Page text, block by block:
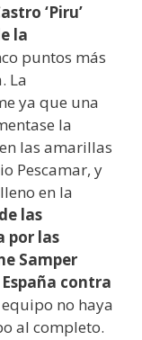
‘Piru’
la
puntos más
La
ya que una
la
las amarillas
Pescamar, y
en la
las
por las
Samper
contra
no haya
al completo.